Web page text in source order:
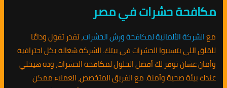
مكافحة حشرات في مصر
معالشركة الألمانية لمكافحة ورش الحشرات، تقدر تقول وداعًا
للقلق اللي بتسببوا الحشرات في بيتك. الشركة شغالة بكل احترافية
وأمان عشان توفر لك أفضل الحلول لمكافحة الحشرات، وده هيخلي
عندك بيئة صحية وآمنة. مع الفريق المتخصص، العملاء ممكن